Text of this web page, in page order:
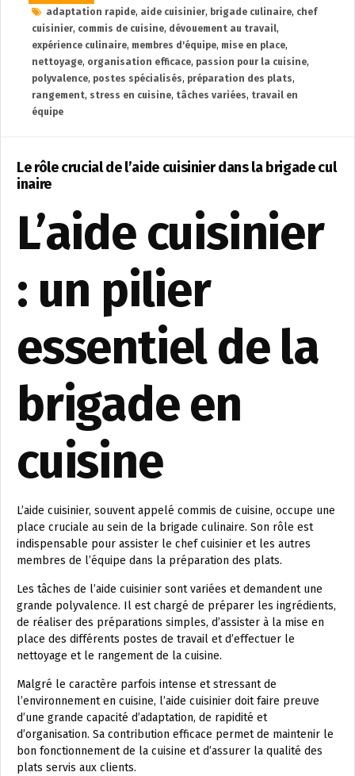
adaptation rapide, aide cuisinier, brigade culinaire, chef
cuisinier, commis de cuisine, dévouement au travail,
expérience culinaire, membres d'équipe, mise en place,
nettoyage, organisation efficace, passion pour la cuisine,
polyvalence, postes spécialisés, préparation des plats,
rangement, stress en cuisine, tâches variées, travail en
équipe
Le rôle crucial de l’aide cuisinier dans la brigade cul
inaire
L’aide cuisinier
: un pilier
essentiel de la
brigade en
cuisine
L’aide cuisinier, souvent appelé commis de cuisine, occupe une
place cruciale au sein de la brigade culinaire. Son rôle est
indispensable pour assister le chef cuisinier et les autres
membres de l’équipe dans la préparation des plats.
Les tâches de l’aide cuisinier sont variées et demandent une
grande polyvalence. Il est chargé de préparer les ingrédients,
de réaliser des préparations simples, d’assister à la mise en
place des différents postes de travail et d’effectuer le
nettoyage et le rangement de la cuisine.
Malgré le caractère parfois intense et stressant de
l’environnement en cuisine, l’aide cuisinier doit faire preuve
d’une grande capacité d’adaptation, de rapidité et
d’organisation. Sa contribution efficace permet de maintenir le
bon fonctionnement de la cuisine et d’assurer la qualité des
plats servis aux clients.